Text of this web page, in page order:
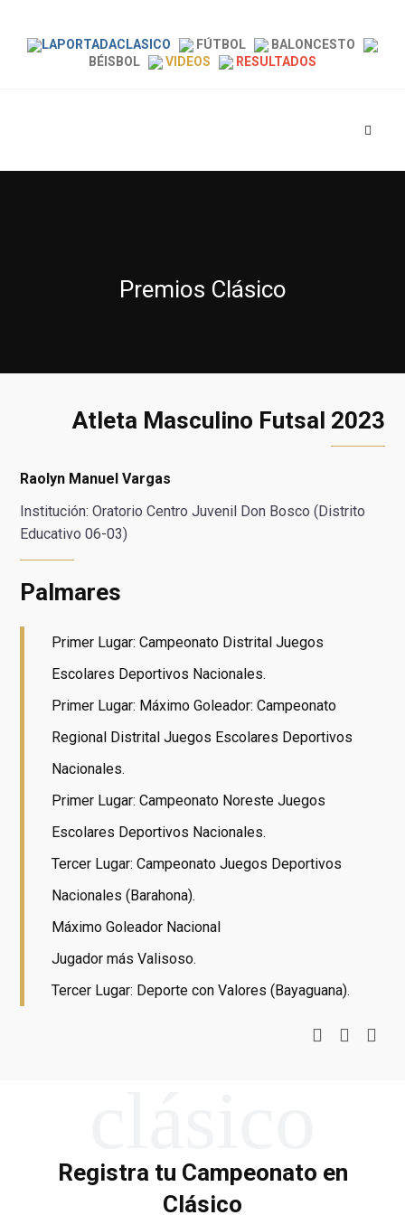
LAPORTADACLASICO FÚTBOL
BALONCESTO
BÉISBOL
VIDEOS RESULTADOS
Premios Clásico
Atleta Masculino Futsal 2023
Raolyn Manuel Vargas
Institución: Oratorio Centro Juvenil Don Bosco (Distrito
Educativo 06-03)
Palmares
Primer Lugar: Campeonato Distrital Juegos
Escolares Deportivos Nacionales.
Primer Lugar: Máximo Goleador: Campeonato
Regional Distrital Juegos Escolares Deportivos
Nacionales.
Primer Lugar: Campeonato Noreste Juegos
Escolares Deportivos Nacionales.
Tercer Lugar: Campeonato Juegos Deportivos
Nacionales (Barahona).
Máximo Goleador Nacional
Jugador más Valisoso.
Tercer Lugar: Deporte con Valores (Bayaguana).
Registra tu Campeonato en
Clásico